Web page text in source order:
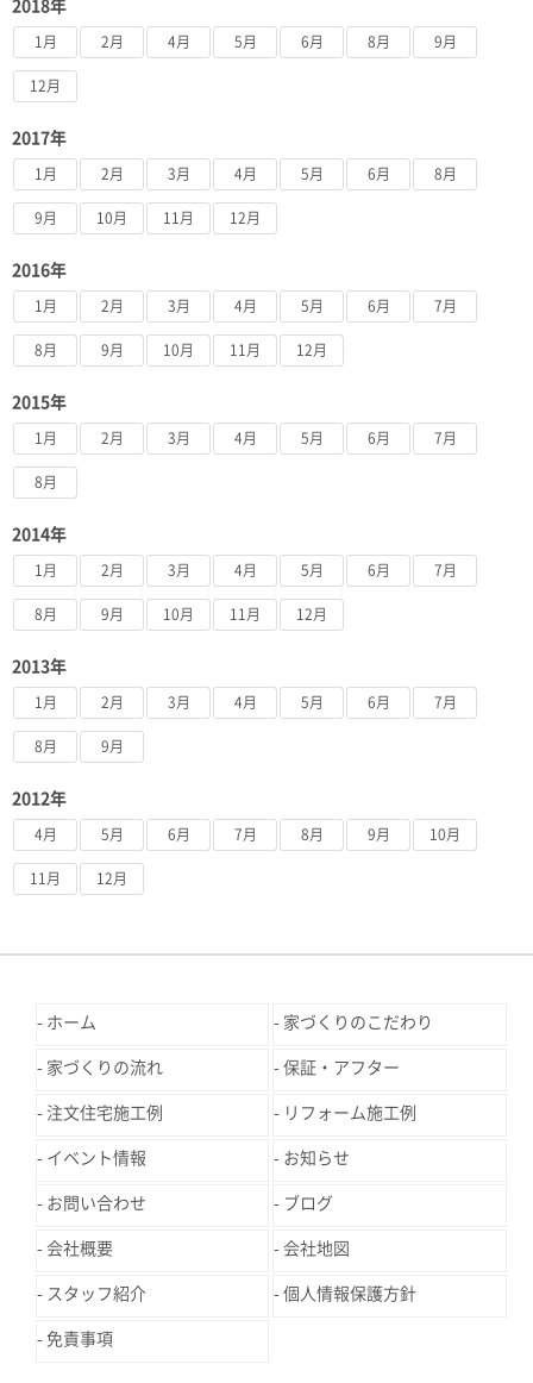
2018年
1月 2月 4月 5月 6月 8月 9月
12月
2017年
1月 2月 3月 4月 5月 6月 8月
9月 10月 11月 12月
2016年
1月 2月 3月 4月 5月 6月 7月
8月 9月 10月 11月 12月
2015年
1月 2月 3月 4月 5月 6月 7月
8月
2014年
1月 2月 3月 4月 5月 6月 7月
8月 9月 10月 11月 12月
2013年
1月 2月 3月 4月 5月 6月 7月
8月 9月
2012年
4月 5月 6月 7月 8月 9月 10月
11月 12月
ホーム 家づくりのこだわり
家づくりの流れ 保証・アフター
注文住宅施工例 リフォーム施工例
イベント情報 お知らせ
お問い合わせ ブログ
会社概要 会社地図
スタッフ紹介 個人情報保護方針
免責事項